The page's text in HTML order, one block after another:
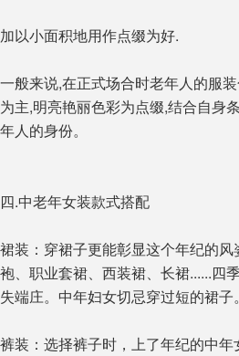
加以小面积地用作点缀为好.
一般来说,在正式场合时老年人的服
为主,明亮艳丽色彩为点缀,结合自身
年人的身份。
四.中老年女装款式搭配
裙装：穿裙子更能彰显这个年纪的
袍、职业套裙、西装裙、长裙......四
失端庄。中年妇女切忌穿过短的裙子。
裤装：选择裤子时，上了年纪的中